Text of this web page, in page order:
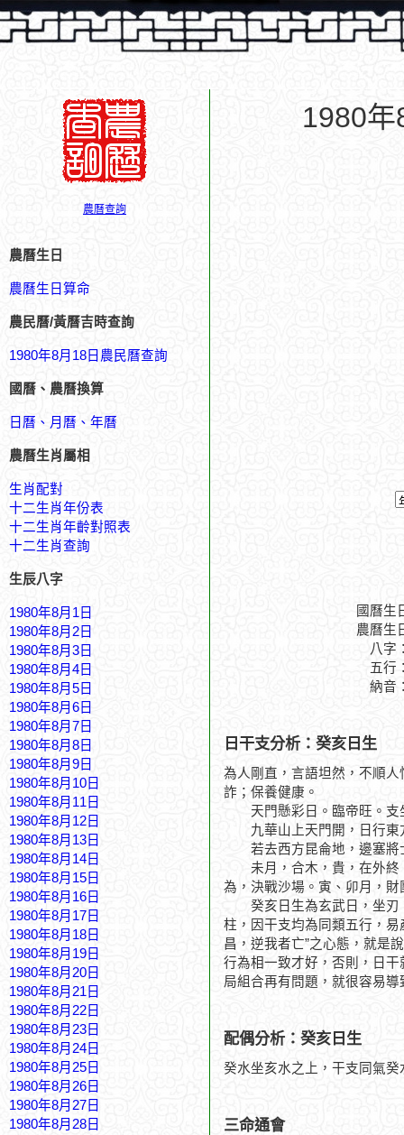
農曆查詢
農曆生日
農曆生日算命
農民曆/黃曆吉時查詢
1980年8月18日農民曆查詢
國曆、農曆換算
日曆、月曆、年曆
農曆生肖屬相
生肖配對
十二生肖年份表
十二生肖年齡對照表
十二生肖查詢
生辰八字
1980年8月1日
1980年8月2日
1980年8月3日
1980年8月4日
1980年8月5日
1980年8月6日
1980年8月7日
1980年8月8日
1980年8月9日
1980年8月10日
1980年8月11日
1980年8月12日
1980年8月13日
1980年8月14日
1980年8月15日
1980年8月16日
1980年8月17日
1980年8月18日
1980年8月19日
1980年8月20日
1980年8月21日
1980年8月22日
1980年8月23日
1980年8月24日
1980年8月25日
1980年8月26日
1980年8月27日
1980年8月28日
1980
國曆生
農曆生
八字
五行
納音
日干支分析：癸亥日生
為人剛直，言語坦然，不順
詐；保養健康。
天門懸彩日。臨帝旺。支
九華山上天門開，日行東
若去西方昆侖地，邊塞將
未月，合木，貴，在外終
為，決戰沙場。寅、卯月，
癸亥日生為玄武日，坐刃
柱，因干支均為同類五行，
昌，逆我者亡”之心態，就是
行為相一致才好，否則，日
局組合再有問題，就很容易導
配偶分析：癸亥日生
癸水坐亥水之上，干支同氣
三命通會